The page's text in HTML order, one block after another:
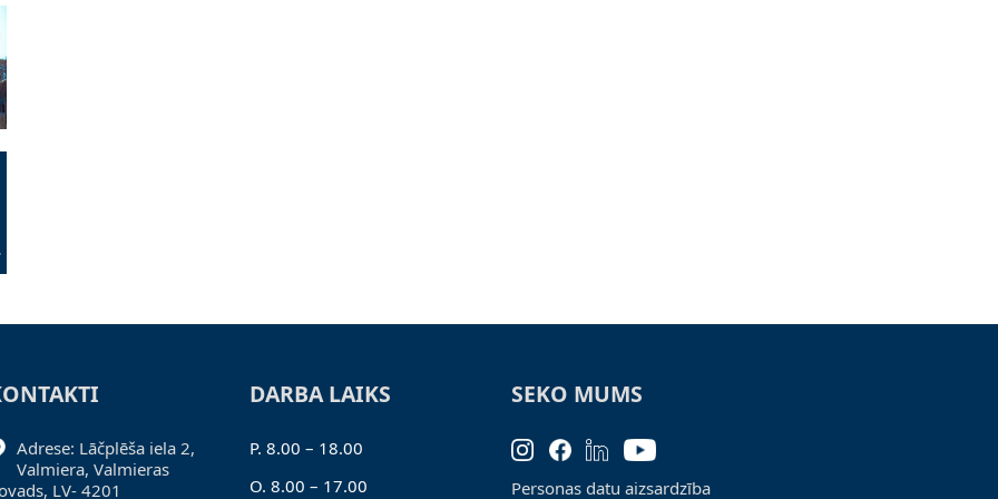
Adrese: Lāčplēša iela 2,
Valmiera, Valmieras
LV- 4201
DARBA LAIKS
P. 8.00 – 18.00
O. 8.00 – 17.00
SEKO MUMS
Personas datu aizsardzība